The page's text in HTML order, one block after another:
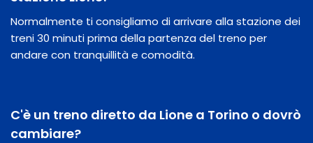
Normalmente ti consigliamo di arrivare alla stazione dei
treni 30 minuti prima della partenza del treno per
andare con tranquillità e comodità.
C'è un treno diretto da Lione a Torino o dovrò
cambiare?